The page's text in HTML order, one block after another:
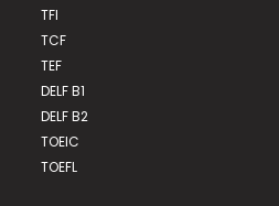
TFI
TCF
TEF
DELF B1
DELF B2
TOEIC
TOEFL